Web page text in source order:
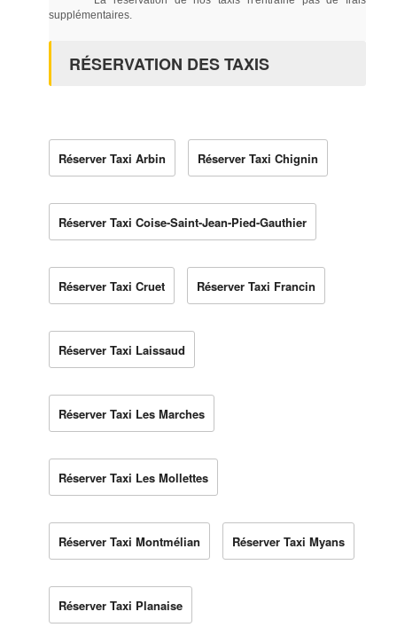
supplémentaires.
RÉSERVATION DES TAXIS
Réserver Taxi Arbin Réserver Taxi Chignin
Réserver Taxi Coise-Saint-Jean-Pied-Gauthier
Réserver Taxi Cruet Réserver Taxi Francin
Réserver Taxi Laissaud
Réserver Taxi Les Marches
Réserver Taxi Les Mollettes
Réserver Taxi Montmélian Réserver Taxi Myans
Réserver Taxi Planaise